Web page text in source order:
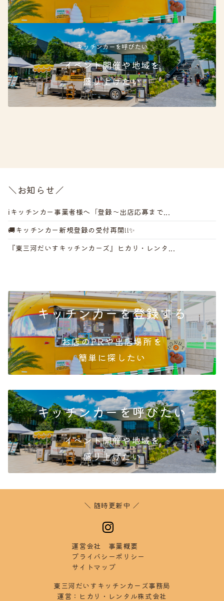
キッチンカーを呼びたい
イベント開催や地域を
盛り上げたい
＼お知らせ／
ℹ️キッチンカー事業者様へ「登録～出店応募まで...
🚚キッチンカー新規登録の受付再開!!✨
『東三河だいすキッチンカーズ』ヒカリ・レンタ...
キッチンカーを登録する
お店のPRや出店場所を
簡単 に探したい
キッチンカーを呼びたい
イベント開催や地域を
盛り上げたい
＼ 随時更新中 ／
運営会社
事業概要
プラ イバシーポリシー
サイ トマップ
東三河だいすキッチンカーズ事務局
運営：ヒカリ・レンタル株式会社